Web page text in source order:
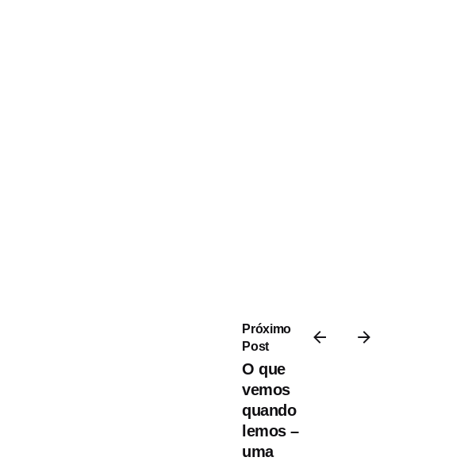
Próximo
Post
O que
vemos
quando
lemos –
uma
Paulo Nóbrega
Serra
22 Janeiro, 2024